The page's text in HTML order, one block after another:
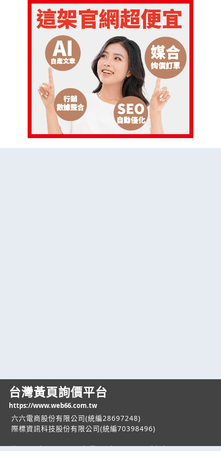
台灣黃頁詢價平台
https://www.web66.com.tw
六六電商股份有限公司(統編28697248)
際標資訊科技股份有限公司(統編70398496)